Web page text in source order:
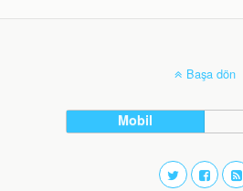
Başa dön
Mobil